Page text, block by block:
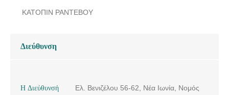
ΚΑΤΟΠΙΝ ΡΑΝΤΕΒΟΥ
Διεύθυνση
Η Διεύθυνσή
Ελ. Βενιζέλου 56-62, Νέα Ιωνία, Νομός